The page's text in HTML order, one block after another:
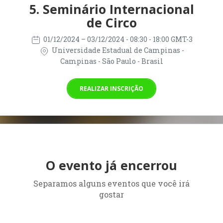
5. Seminário Internacional
de Circo
01/12/2024 – 03/12/2024 - 08:30 - 18:00 GMT-3
Universidade Estadual de Campinas -
Campinas - São Paulo - Brasil
REALIZAR INSCRIÇÃO
O evento já encerrou
Separamos alguns eventos que você irá
gostar